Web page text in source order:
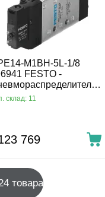
M1BH-5L-1/8
FESTO -
упр., 5/2 моност.,
склад: 11
769
товара